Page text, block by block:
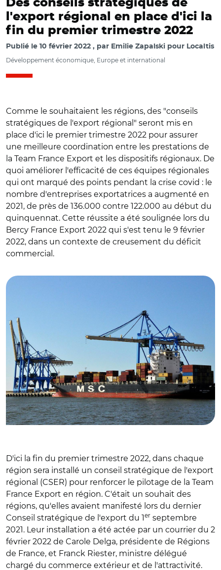
Des conseils stratégiques de
l'export régional en place d'ici la
fin du premier trimestre 2022
Publié le 10 février 2022 par Emilie Zapalski pour Localtis
Développement économique, Europe et international
Comme le souhaitaient les régions, des "conseils
stratégiques de l'export régional" seront mis en
place d'ici le premier trimestre 2022 pour assurer
une meilleure coordination entre les prestations de
la Team France Export et les dispositifs régionaux. De
quoi améliorer l'efficacité de ces équipes régionales
qui ont marqué des points pendant la crise covid : le
nombre d'entreprises exportatrices a augmenté en
2021, de près de 136.000 contre 122.000 au début du
quinquennat. Cette réussite a été soulignée lors du
Bercy France Export 2022 qui s'est tenu le 9 février
2022, dans un contexte de creusement du déficit
commercial.
D'ici la fin du premier trimestre 2022, dans chaque
région sera installé un conseil stratégique de l'export
régional (CSER) pour renforcer le pilotage de la Team
France Export en région. C'était un souhait des
régions, qu'elles avaient manifesté lors du dernier
Conseil stratégique de l'export du 1er septembre
2021. Leur installation a été actée par un courrier du 2
février 2022 de Carole Delga, présidente de Régions
de France, et Franck Riester, ministre délégué
chargé du commerce extérieur et de l'attractivité.